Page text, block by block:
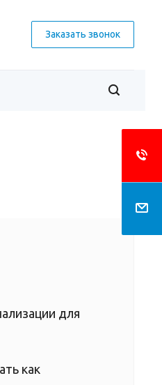
Заказать звонок
для
как